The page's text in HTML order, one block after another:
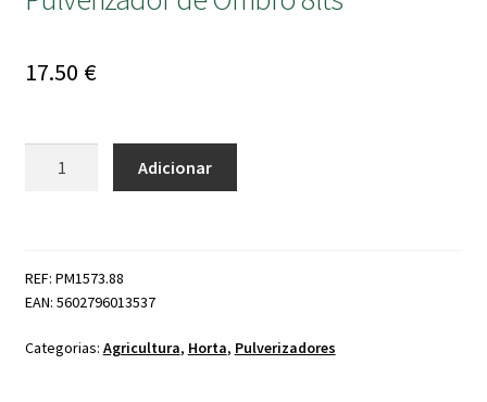
17.50 €
8lts
Adicionar
REF: PM1573.88
EAN: 5602796013537
Categorias: Agricultura, Horta, Pulverizadores